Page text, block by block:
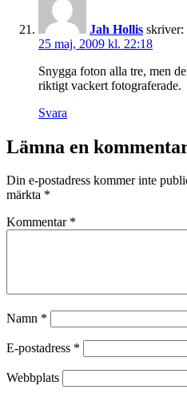
Jah Hollis skriver:
25 maj, 2009 kl. 22:18
Snygga foton alla tre, men
riktigt vackert fotograferade.
Svara
Lämna en
Din e-postadress kommer inte
märkta *
Kommentar *
Namn *
E-postadress *
Webbplats